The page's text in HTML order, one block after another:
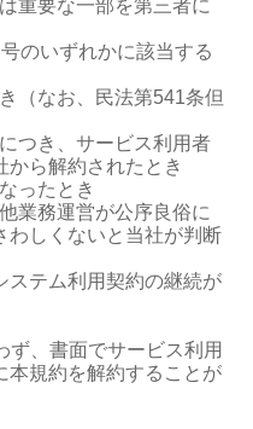
重要な一部を第三者に
のいずれかに該当する
（なお、民法第541条但
つき、サービス利用者
から解約されたとき
ったとき
業務運営が公序良俗に
わしくないと当社が判断
ステム利用契約の継続が
ず、書面でサービス利用
本規約を解約することが